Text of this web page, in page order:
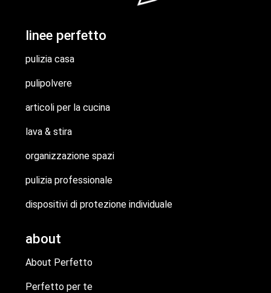
linee perfetto
pulizia casa
pulipolvere
articoli per la cucina
lava & stira
organizzazione spazi
pulizia professionale
dispositivi di protezione individuale
about
About Perfetto
Perfetto per te